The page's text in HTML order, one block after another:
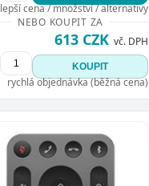
lepší cena / množství / alternativy
NEBO KOUPIT ZA
613 CZK vč. DPH
KOUPIT
rychlá objednávka (běžná cena)